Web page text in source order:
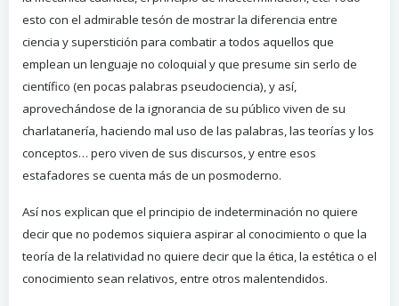
esto con el admirable tesón de mostrar la diferencia entre
ciencia y superstición para combatir a todos aquellos que
emplean un lenguaje no coloquial y que presume sin serlo de
científico (en pocas palabras pseudociencia), y así,
aprovechándose de la ignorancia de su público viven de su
charlatanería, haciendo mal uso de las palabras, las teorías y los
conceptos… pero viven de sus discursos, y entre esos
estafadores se cuenta más de un posmoderno.
Así nos explican que el principio de indeterminación no quiere
decir que no podemos siquiera aspirar al conocimiento o que la
teoría de la relatividad no quiere decir que la ética, la estética o el
conocimiento sean relativos, entre otros malentendidos.